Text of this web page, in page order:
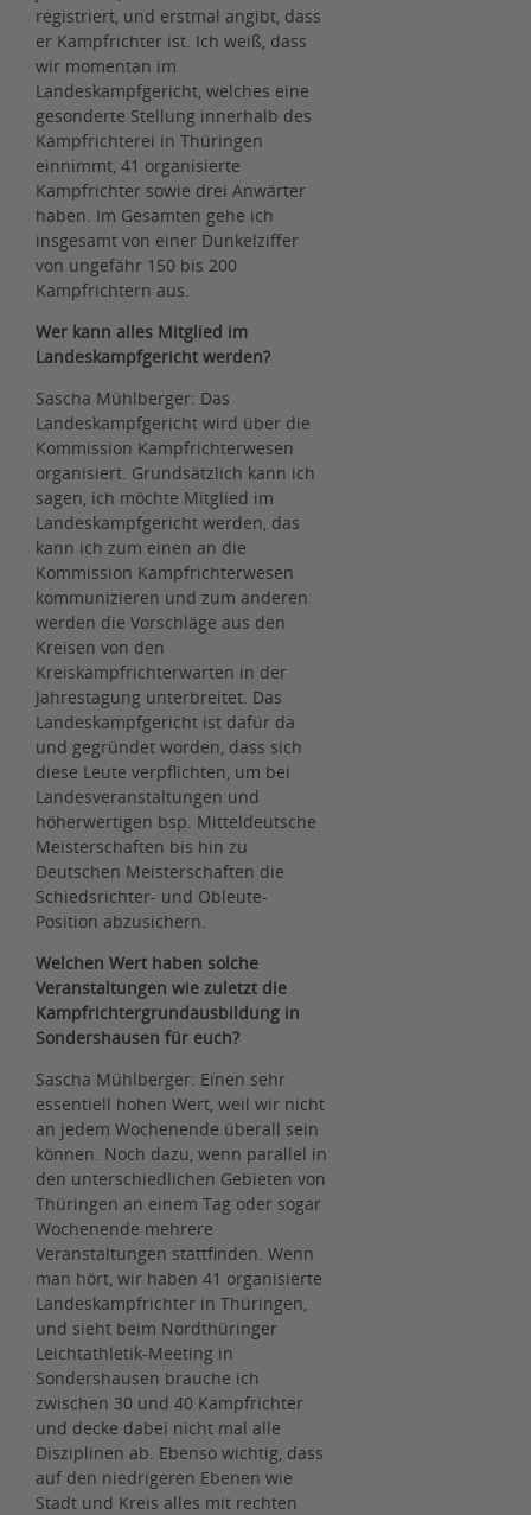
registriert, und erstmal angibt, dass
er Kampfrichter ist. Ich weiß, dass
wir momentan im
Landeskampfgericht, welches eine
gesonderte Stellung innerhalb des
Kampfrichterei in Thüringen
einnimmt, 41 organisierte
Kampfrichter sowie drei Anwärter
haben. Im Gesamten gehe ich
insgesamt von einer Dunkelziffer
von ungefähr 150 bis 200
Kampfrichtern aus.
Wer kann alles Mitglied im
Landeskampfgericht werden?
Sascha Mühlberger: Das
Landeskampfgericht wird über die
Kommission Kampfrichterwesen
organisiert. Grundsätzlich kann ich
sagen, ich möchte Mitglied im
Landeskampfgericht werden, das
kann ich zum einen an die
Kommission Kampfrichterwesen
kommunizieren und zum anderen
werden die Vorschläge aus den
Kreisen von den
Kreiskampfrichterwarten in der
Jahrestagung unterbreitet. Das
Landeskampfgericht ist dafür da
und gegründet worden, dass sich
diese Leute verpflichten, um bei
Landesveranstaltungen und
höherwertigen bsp. Mitteldeutsche
Meisterschaften bis hin zu
Deutschen Meisterschaften die
Schiedsrichter- und Obleute-
Position abzusichern.
Welchen Wert haben solche
Veranstaltungen wie zuletzt die
Kampfrichtergrundausbildung in
Sondershausen für euch?
Sascha Mühlberger: Einen sehr
essentiell hohen Wert, weil wir nicht
an jedem Wochenende überall sein
können. Noch dazu, wenn parallel in
den unterschiedlichen Gebieten von
Thüringen an einem Tag oder sogar
Wochenende mehrere
Veranstaltungen stattfinden. Wenn
man hört, wir haben 41 organisierte
Landeskampfrichter in Thüringen,
und sieht beim Nordthüringer
Leichtathletik-Meeting in
Sondershausen brauche ich
zwischen 30 und 40 Kampfrichter
und decke dabei nicht mal alle
Disziplinen ab. Ebenso wichtig, dass
auf den niedrigeren Ebenen wie
Stadt und Kreis alles mit rechten